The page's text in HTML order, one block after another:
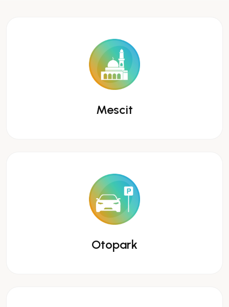
Mescit
Otopark